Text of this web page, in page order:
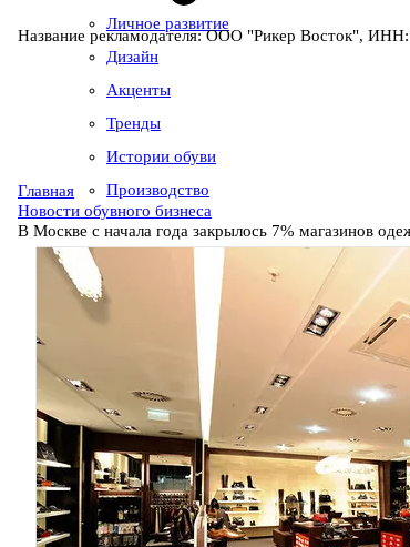
Личное развитие
Дизайн
Акценты
Тренды
Истории обуви
Производство
Название рекламодателя: ООО "Рикер Восток",
Главная
Новости обувного бизнеса
В Москве с начала года закрылось 7% магазинов